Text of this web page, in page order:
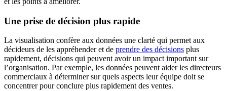
Une prise de décision plus rapide
La visualisation confère aux données une clarté qui permet aux
décideurs de les appréhender et de prendre des décisions plus
rapidement, décisions qui peuvent avoir un impact important sur
l’organisation. Par exemple, les données peuvent aider les directeurs
commerciaux à déterminer sur quels aspects leur équipe doit se
concentrer pour conclure plus rapidement des ventes.